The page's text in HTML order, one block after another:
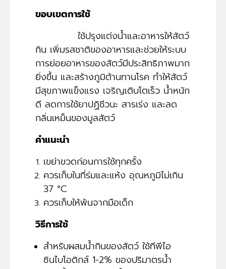
ขอบเขตการใช้
ใช้ปรุงแต่งน้ำและอาหารให้สัตว์
กิน เพิ่มรสชาติของอาหารและช่วยให้ระบบ
การย่อยอาหารของสัตว์มีประสิทธิภาพมาก
ยิ่งขึ้น และสร้างภูมิต้านทานโรค ทำให้สัตว์
มีสุขภาพแข็งแรง เจริญเติบโตเร็ว น้ำหนัก
ดี ลดการใช้ยาปฏิชีวนะ สารเร่ง และลด
กลิ่นเหม็นของมูลสัตว์
คำแนะนำ
เขย่าขวดก่อนการใช้ทุกครั้ง
ควรเก็บในที่ร่มและแห้ง อุณหภูมิไม่เกิน
37 °C
ควรเก็บให้พ้นจากมือเด็ก
วิธีการใช้
สำหรับผสมน้ำกินของสัตว์ ใช้ทีพีไอ
ซินไบโอติกส์ 1-2% ของปริมาตรน้ำ